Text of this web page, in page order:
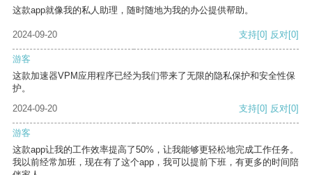
这款app就像我的私人助理，随时随地为我的办公提供帮助。
2024-09-20 支持[0] 反对[0]
游客
这款加速器VPM应用程序已经为我们带来了无限的隐私保护和安全性保
护。
2024-09-20
支持[0] 反对[0]
游客
这款app让我的工作效率提高了50%，让我能够更轻松地完成工作任务。
我以前经常加班，现在有了这个app，我可以提前下班，有更多的时间陪